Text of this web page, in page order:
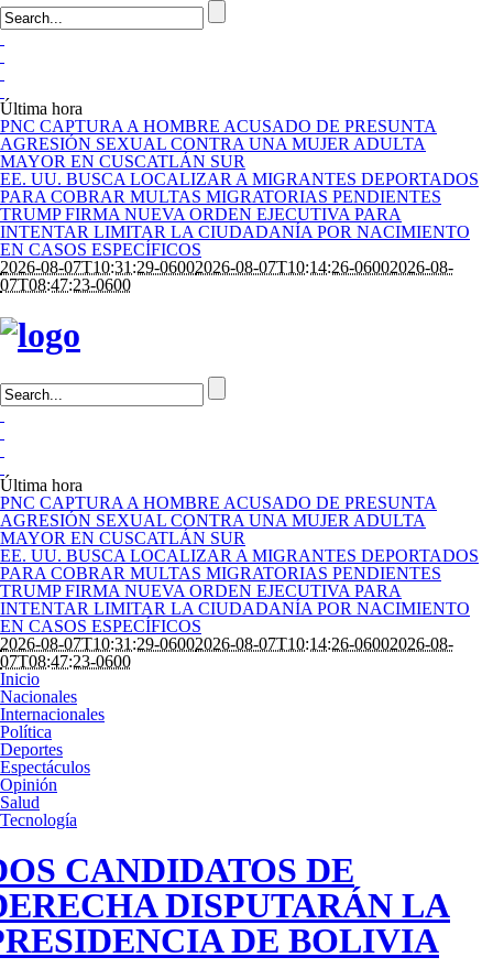
Última hora
PNC CAPTURA A HOMBRE ACUSADO DE PRESUNTA
AGRESIÓN SEXUAL CONTRA UNA MUJER ADULTA
MAYOR EN CUSCATLÁN SUR
EE. UU. BUSCA LOCALIZAR A MIGRANTES DEPORTADOS
PARA COBRAR MULTAS MIGRATORIAS PENDIENTES
TRUMP FIRMA NUEVA ORDEN EJECUTIVA PARA
INTENTAR LIMITAR LA CIUDADANÍA POR NACIMIENTO
EN CASOS ESPECÍFICOS
2026-08-07T10:31:29-06002026-08-07T10:14:26-06002026-08-
07T08:47:23-0600
Última hora
PNC CAPTURA A HOMBRE ACUSADO DE PRESUNTA
AGRESIÓN SEXUAL CONTRA UNA MUJER ADULTA
MAYOR EN CUSCATLÁN SUR
EE. UU. BUSCA LOCALIZAR A MIGRANTES DEPORTADOS
PARA COBRAR MULTAS MIGRATORIAS PENDIENTES
TRUMP FIRMA NUEVA ORDEN EJECUTIVA PARA
INTENTAR LIMITAR LA CIUDADANÍA POR NACIMIENTO
EN CASOS ESPECÍFICOS
2026-08-07T10:31:29-06002026-08-07T10:14:26-06002026-08-
07T08:47:23-0600
Inicio
Nacionales
Internacionales
Política
Deportes
Espectáculos
Opinión
Salud
Tecnología
CANDIDATOS DE
DISPUTARÁN LA
DE BOLIVIA